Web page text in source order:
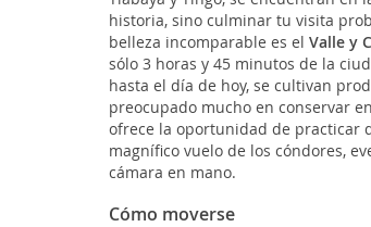
historia, sino culminar tu visita
belleza incomparable es el Valle y
sólo 3 horas y 45 minutos de la
hasta el día de hoy, se cultivan
preocupado mucho en conservar
ofrece la oportunidad de practicar
magnífico vuelo de los cóndores,
cámara en mano.
Cómo moverse